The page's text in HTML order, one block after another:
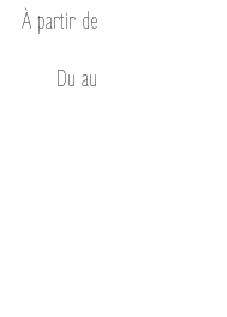
À partir de
Du au